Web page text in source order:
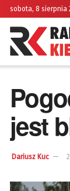
sobota, 8 sierpnia
jest
Dariusz Kuc